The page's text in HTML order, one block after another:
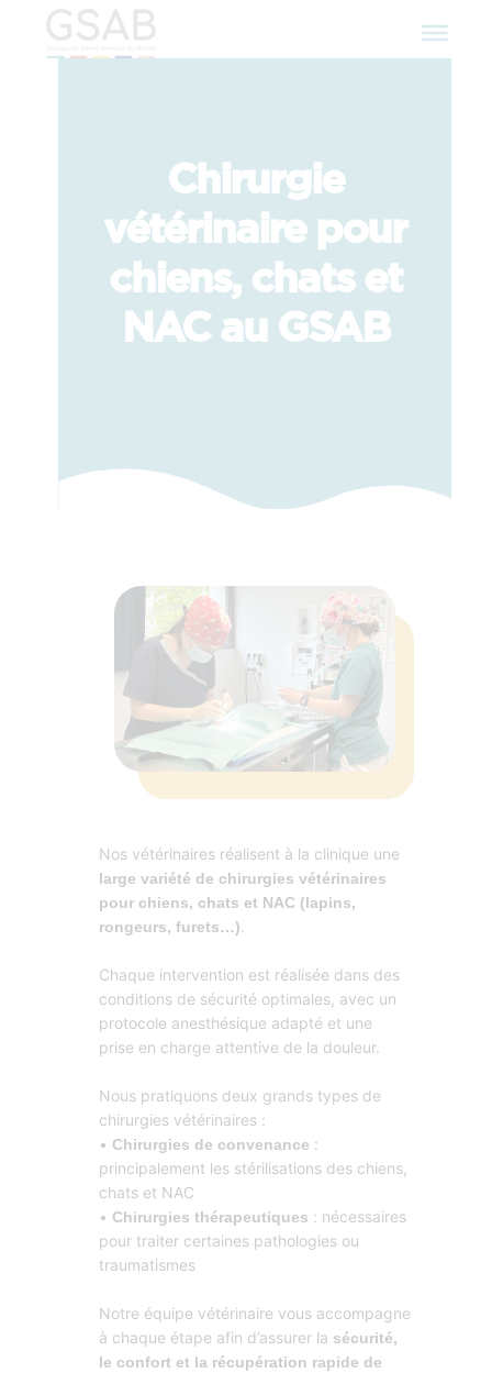
Chirurgie
vétérinaire pour
chiens, chats et
NAC au GSAB
Nos vétérinaires réalisent à la clinique une
large variété de chirurgies vétérinaires
pour chiens, chats et NAC (lapins,
rongeurs, furets…)
Chaque intervention est réalisée dans des
conditions de sécurité optimales, avec un
protocole anesthésique adapté et une
prise en charge attentive de la douleur.
Nous pratiquons deux grands types de
chirurgies vétérinaires :
• Chirurgies de convenance :
principalement les stérilisations des chiens,
chats et NAC
• Chirurgies thérapeutiques : nécessaires
pour traiter certaines pathologies ou
traumatismes
Notre équipe vétérinaire vous accompagne
à chaque étape afin d’assurer la sécurité,
le confort et la récupération rapide de